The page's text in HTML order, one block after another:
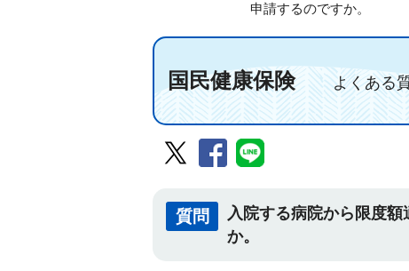
申請するのですか。
国民健康保険よくある
質問
入院する病院から限度
か。